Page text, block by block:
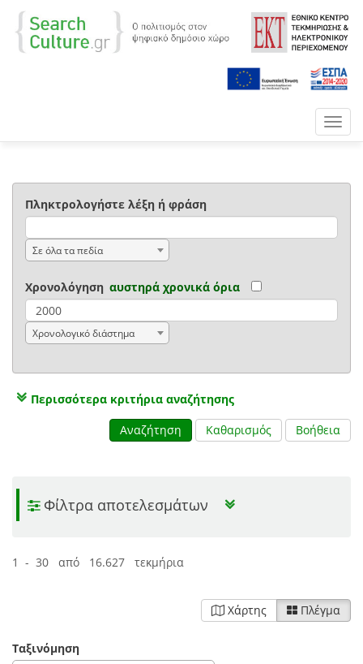
Πληκτρολογήστε λέξη ή φράση
Σε όλα τα πεδία
Χρονολόγηση αυστηρά χρονικά όρια
Χρονολογικό διάστημα
Περισσότερα κριτήρια αναζήτησης
Αναζήτηση
Καθαρισμός Βοήθεια
Φίλτρα αποτελεσμάτων
1 - 30 από 16.627 τεκμήρια
Χάρτης Πλέγμα
Ταξινόμηση